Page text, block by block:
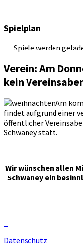
Spielplan
Spiele werden
Verein: Am
kein
Am
findet aufgrund einer
öffentlicher
Schwaney statt.
Wir wünschen allen
Schwaney ein
Datenschutz